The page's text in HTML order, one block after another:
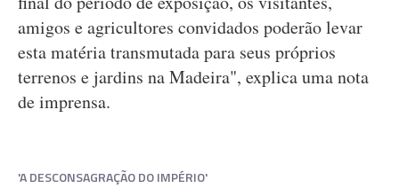
amigos e agricultores convidados poderão levar
esta matéria transmutada para seus próprios
terrenos e jardins na Madeira", explica uma nota
de imprensa.
'A DESCONSAGRAÇÃO DO IMPÉRIO'